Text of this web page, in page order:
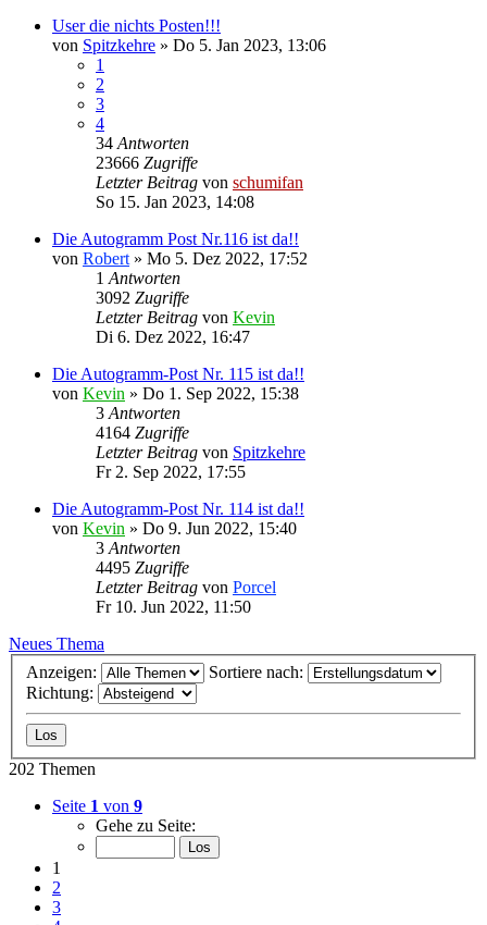
User die nichts Posten!!!
von Spitzkehre » Do 5. Jan 2023, 13:06
1
2
3
4
34Antworten
23666 Zugriffe
Letzter Beitrag von schumifan
So 15. Jan 2023, 14:08
Die Autogramm Post Nr.116 ist da!!
von Robert» Mo 5. Dez 2022, 17:52
1Antworten
3092 Zugriffe
Letzter Beitrag von Kevin
Di 6. Dez 2022, 16:47
Die Autogramm-Post Nr. 115 ist da!!
von Kevin » Do 1. Sep 2022, 15:38
3Antworten
4164 Zugriffe
Letzter Beitrag von Spitzkehre
Fr 2. Sep 2022, 17:55
Die Autogramm-Post Nr. 114 ist da!!
von Kevin » Do 9. Jun 2022, 15:40
3Antworten
4495 Zugriffe
Letzter Beitrag von Porcel
Fr 10. Jun 2022, 11:50
Neues Thema
Anzeigen:
Sortiere nach:
Richtung:
202 Themen
Seite 1 von 9
Gehe zu Seite:
1
2
3